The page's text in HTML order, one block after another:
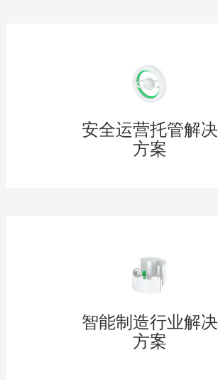
安全运营托管解决
方案
智能制造行业解决
方案